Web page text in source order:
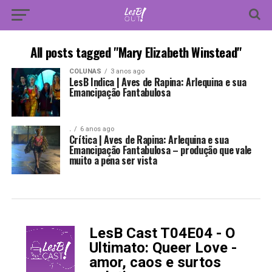
All posts tagged "Mary Elizabeth Winstead"
COLUNAS 3 anos ago
LesB Indica | Aves de Rapina: Arlequina e sua
Emancipação Fantabulosa
. 6 anos ago
Crítica | Aves de Rapina: Arlequina e sua
Emancipação Fantabulosa – produção que vale
muito a pena ser vista
LesB Cast T04E04 - O
Ultimato: Queer Love -
amor, caos e surtos
-